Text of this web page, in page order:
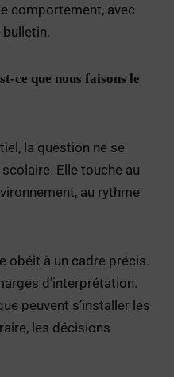
comportement, avec
ce que nous faisons le
la question ne se
Elle touche au
au rythme
obéit à un cadre précis.
d’interprétation.
peuvent s’installer les
les décisions